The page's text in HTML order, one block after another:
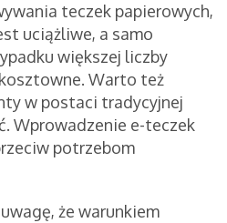
teczek papierowych,
uciążliwe, a samo
większej liczby
Warto też
w postaci tradycyjnej
Wprowadzenie e-teczek
potrzebom
że warunkiem